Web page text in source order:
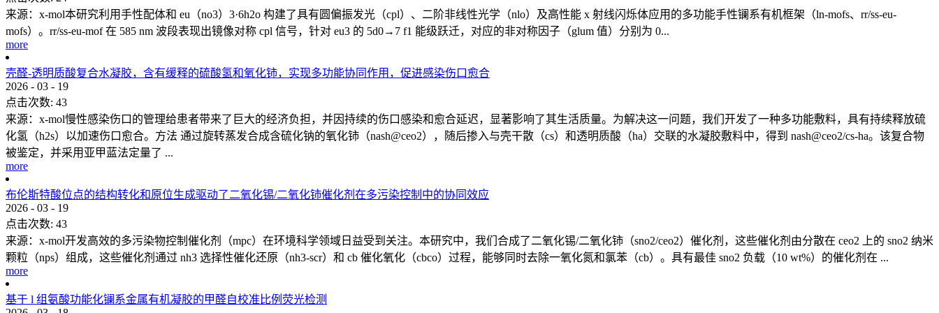
来源：x-mol本研究利用手性配体和 eu（no3）3·6h2o 构建了具有圆偏振发光（cpl）、二阶非线性光学（nlo）及高性能 x 射线闪烁体应用的多功能手性镧系有机框架（ln-mofs、rr/ss-eu-
mofs）。rr/ss-eu-mof 在 585 nm 波段表现出镜像对称 cpl 信号，针对 eu3 的 5d0→7 f1 能级跃迁，对应的非对称因子（glum 值）分别为 0...
more
壳醛-透明质酸复合水凝胶，含有缓释的硫酸氢和氧化铈，实现多功能协同作用，促进感染伤口愈合
2026 - 03 - 19
点击次数: 43
来源：x-mol慢性感染伤口的管理给患者带来了巨大的经济负担，并因持续的伤口感染和愈合延迟，显著影响了其生活质量。为解决这一问题，我们开发了一种多功能敷料，具有持续释放硫
化氢（h2s）以加速伤口愈合。方法 通过旋转蒸发合成含硫化钠的氧化铈（nash@ceo2），随后掺入与壳干散（cs）和透明质酸（ha）交联的水凝胶敷料中，得到 nash@ceo2/cs-ha。该复合物
被鉴定，并采用亚甲蓝法定量了 ...
more
布伦斯特酸位点的结构转化和原位生成驱动了二氧化锡/二氧化铈催化剂在多污染控制中的协同效应
2026 - 03 - 19
点击次数: 43
来源：x-mol开发高效的多污染物控制催化剂（mpc）在环境科学领域日益受到关注。本研究中，我们合成了二氧化锡/二氧化铈（sno2/ceo2）催化剂，这些催化剂由分散在 ceo2 上的 sno2 纳米
颗粒（nps）组成，这些催化剂通过 nh3 选择性催化还原（nh3-scr）和 cb 催化氧化（cbco）过程，能够同时去除一氧化氮和氯苯（cb）。具有最佳 sno2 负载（10 wt%）的催化剂在 ...
more
基于 l 组氨酸功能化镧系金属有机凝胶的甲醛自校准比例荧光检测